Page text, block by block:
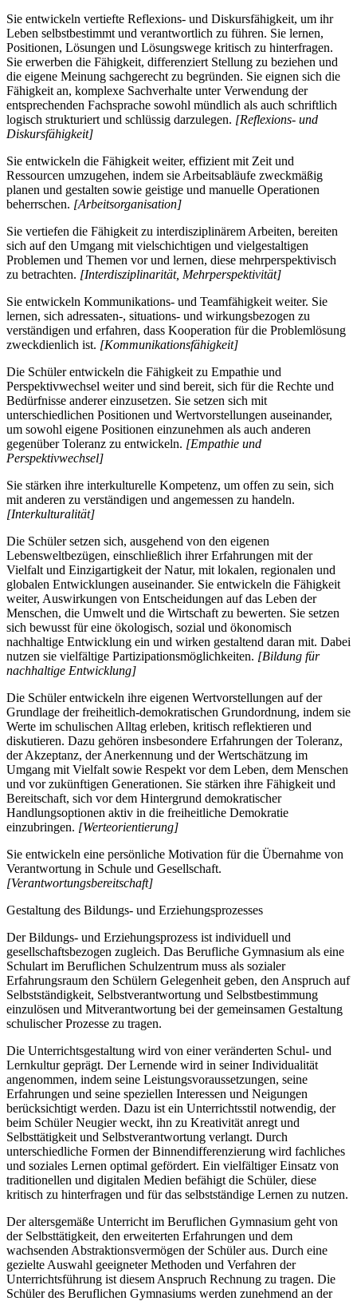
Sie entwickeln vertiefte Reflexions- und Diskursfähigkeit, um ihr
Leben selbstbestimmt und verantwortlich zu führen. Sie lernen,
Positionen, Lösungen und Lösungswege kritisch zu hinterfragen.
Sie erwerben die Fähigkeit, differenziert Stellung zu beziehen und
die eigene Meinung sachgerecht zu begründen. Sie eignen sich die
Fähigkeit an, komplexe Sachverhalte unter Verwendung der
entsprechenden Fachsprache sowohl mündlich als auch schriftlich
logisch strukturiert und schlüssig darzulegen. [Reflexions- und
Diskursfähigkeit]
Sie entwickeln die Fähigkeit weiter, effizient mit Zeit und
Ressourcen umzugehen, indem sie Arbeitsabläufe zweckmäßig
planen und gestalten sowie geistige und manuelle Operationen
beherrschen. [Arbeitsorganisation]
Sie vertiefen die Fähigkeit zu interdisziplinärem Arbeiten, bereiten
sich auf den Umgang mit vielschichtigen und vielgestaltigen
Problemen und Themen vor und lernen, diese mehrperspektivisch
zu betrachten. [Interdisziplinarität, Mehrperspektivität]
Sie entwickeln Kommunikations- und Teamfähigkeit weiter. Sie
lernen, sich adressaten-, situations- und wirkungsbezogen zu
verständigen und erfahren, dass Kooperation für die Problemlösung
zweckdienlich ist. [Kommunikationsfähigkeit]
Die Schüler entwickeln die Fähigkeit zu Empathie und
Perspektivwechsel weiter und sind bereit, sich für die Rechte und
Bedürfnisse anderer einzusetzen. Sie setzen sich mit
unterschiedlichen Positionen und Wertvorstellungen auseinander,
um sowohl eigene Positionen einzunehmen als auch anderen
gegenüber Toleranz zu entwickeln. [Empathie und
Perspektivwechsel]
Sie stärken ihre interkulturelle Kompetenz, um offen zu sein, sich
mit anderen zu verständigen und angemessen zu handeln.
[Interkulturalität]
Die Schüler setzen sich, ausgehend von den eigenen
Lebensweltbezügen, einschließlich ihrer Erfahrungen mit der
Vielfalt und Einzigartigkeit der Natur, mit lokalen, regionalen und
globalen Entwicklungen auseinander. Sie entwickeln die Fähigkeit
weiter, Auswirkungen von Entscheidungen auf das Leben der
Menschen, die Umwelt und die Wirtschaft zu bewerten. Sie setzen
sich bewusst für eine ökologisch, sozial und ökonomisch
nachhaltige Entwicklung ein und wirken gestaltend daran mit. Dabei
nutzen sie vielfältige Partizipationsmöglichkeiten. [Bildung für
nachhaltige Entwicklung]
Die Schüler entwickeln ihre eigenen Wertvorstellungen auf der
Grundlage der freiheitlich-demokratischen Grundordnung, indem sie
Werte im schulischen Alltag erleben, kritisch reflektieren und
diskutieren. Dazu gehören insbesondere Erfahrungen der Toleranz,
der Akzeptanz, der Anerkennung und der Wertschätzung im
Umgang mit Vielfalt sowie Respekt vor dem Leben, dem Menschen
und vor zukünftigen Generationen. Sie stärken ihre Fähigkeit und
Bereitschaft, sich vor dem Hintergrund demokratischer
Handlungsoptionen aktiv in die freiheitliche Demokratie
einzubringen. [Werteorientierung]
Sie entwickeln eine persönliche Motivation für die Übernahme von
Verantwortung in Schule und Gesellschaft.
[Verantwortungsbereitschaft]
Gestaltung des Bildungs- und Erziehungsprozesses
Der Bildungs- und Erziehungsprozess ist individuell und
gesellschaftsbezogen zugleich. Das Berufliche Gymnasium als eine
Schulart im Beruflichen Schulzentrum muss als sozialer
Erfahrungsraum den Schülern Gelegenheit geben, den Anspruch auf
Selbstständigkeit, Selbstverantwortung und Selbstbestimmung
einzulösen und Mitverantwortung bei der gemeinsamen Gestaltung
schulischer Prozesse zu tragen.
Die Unterrichtsgestaltung wird von einer veränderten Schul- und
Lernkultur geprägt. Der Lernende wird in seiner Individualität
angenommen, indem seine Leistungsvoraussetzungen, seine
Erfahrungen und seine speziellen Interessen und Neigungen
berücksichtigt werden. Dazu ist ein Unterrichtsstil notwendig, der
beim Schüler Neugier weckt, ihn zu Kreativität anregt und
Selbsttätigkeit und Selbstverantwortung verlangt. Durch
unterschiedliche Formen der Binnendifferenzierung wird fachliches
und soziales Lernen optimal gefördert. Ein vielfältiger Einsatz von
traditionellen und digitalen Medien befähigt die Schüler, diese
kritisch zu hinterfragen und für das selbstständige Lernen zu nutzen.
Der altersgemäße Unterricht im Beruflichen Gymnasium geht von
der Selbsttätigkeit, den erweiterten Erfahrungen und dem
wachsenden Abstraktionsvermögen der Schüler aus. Durch eine
gezielte Auswahl geeigneter Methoden und Verfahren der
Unterrichtsführung ist diesem Anspruch Rechnung zu tragen. Die
Schüler des Beruflichen Gymnasiums werden zunehmend an der